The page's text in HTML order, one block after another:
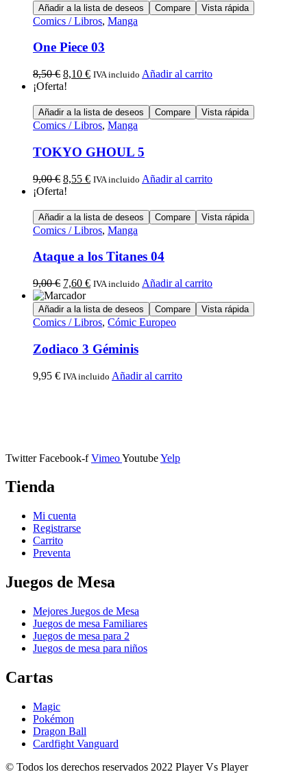
Añadir a la lista de deseos Compare Vista rápida
Comics / Libros, Manga
One Piece 03
8,50€ 8,10 € IVA incluido Añadir al carrito
¡Oferta!
Añadir a la lista de deseos Compare Vista rápida
Comics / Libros, Manga
TOKYO GHOUL 5
9,00€ 8,55 € IVA incluido Añadir al carrito
¡Oferta!
Añadir a la lista de deseos Compare Vista rápida
Comics / Libros, Manga
Ataque a los Titanes 04
9,00€ 7,60 € IVA incluido Añadir al carrito
Añadir a la lista de deseos Compare Vista rápida
Comics / Libros, Cómic Europeo
Zodiaco 3 Géminis
9,95 € IVA incluido Añadir al carrito
Twitter Facebook-f VimeoYoutubeYelp
Tienda
Mi cuenta
Registrarse
Carrito
Preventa
Juegos de Mesa
Mejores Juegos de Mesa
Juegos de mesa Familiares
Juegos de mesa para 2
Juegos de mesa para niños
Cartas
Magic
Pokémon
Dragon Ball
Cardfight Vanguard
© Todos los derechos reservados 2022 Player Vs Player